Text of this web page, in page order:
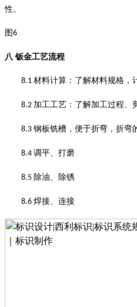
性 。
图 6
八 钣金工艺流程
8.1 材料计算 ： 了解材料规格，
8.2 加工工艺 ： 了解加工过程、
8.3 钢板铣槽，便于折弯，折弯
8.4 调平、打磨
8.5 除油、除锈
8.6 焊接、连接